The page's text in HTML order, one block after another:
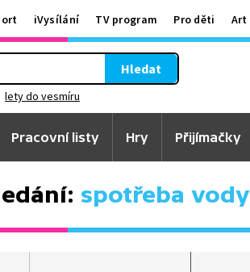
iVysílání TV program Pro děti Art
Hledat
lety do vesmíru
Pracovní listy Hry Přijímačky
spotřeba vody